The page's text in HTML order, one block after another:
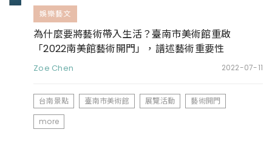
娛樂藝文
為什麼要將藝術帶入生活？臺南市美術館重啟
「2022南美館藝術開門」，譜述藝術重要性
Zoe Chen 2022-07-11
台南景點 臺南市美術館 展覽活動
藝術開門
more